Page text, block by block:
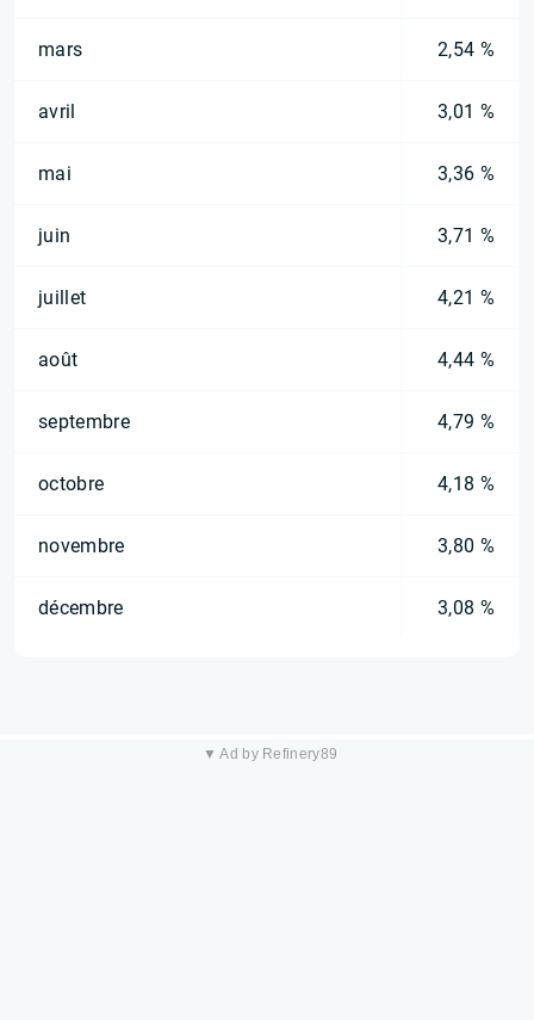
mars 2,54 %
avril 3,01 %
mai 3,36 %
juin 3,71 %
juillet 4,21 %
août 4,44 %
septembre 4,79 %
octobre 4,18 %
novembre 3,80 %
décembre 3,08 %
▼ Ad by Refinery89